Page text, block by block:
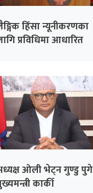
हिंसा न्यूनीकरणका
प्रविधिमा आधारित
ओली भेट्न गुण्डु पुगे
कार्की